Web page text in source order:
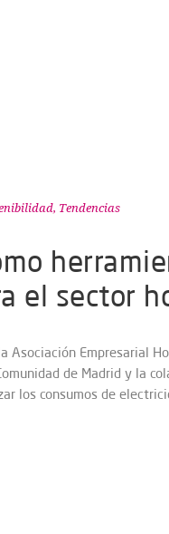
, Tendencias
el sector
Asociación Empresarial
de Madrid y la
los consumos de